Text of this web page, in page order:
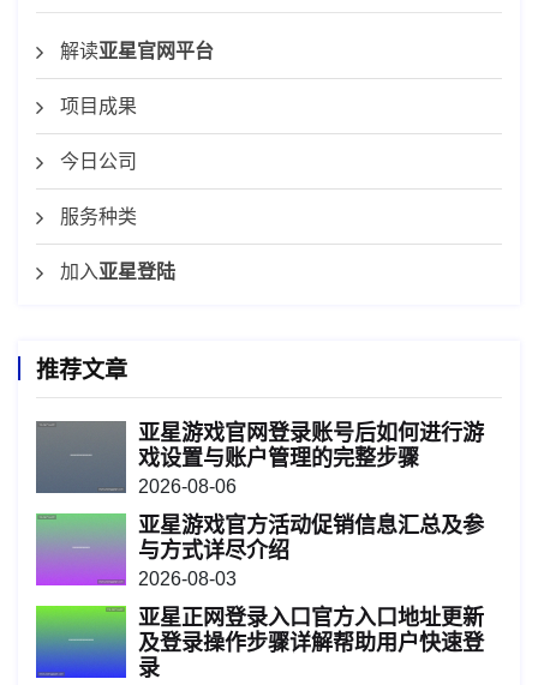
解读亚星官网平台
项目成果
今日公司
服务种类
加入亚星登陆
推荐文章
亚星游戏官网登录账号后如何进行游
戏设置与账户管理的完整步骤
2026-08-06
亚星游戏官方活动促销信息汇总及参
与方式详尽介绍
2026-08-03
亚星正网登录入口官方入口地址更新
及登录操作步骤详解帮助用户快速登
录